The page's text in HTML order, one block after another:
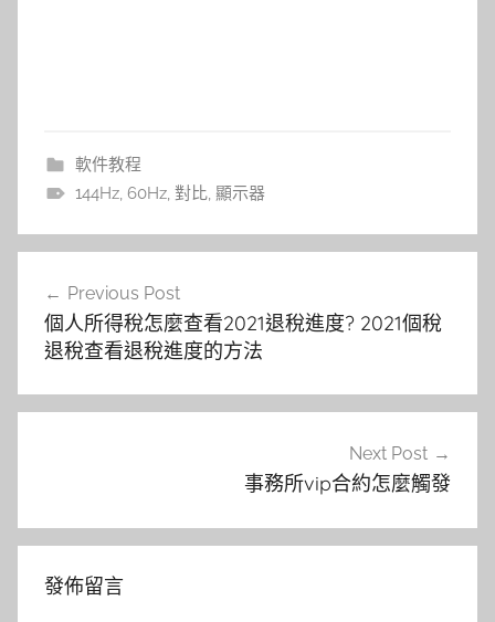
軟件教程
144Hz, 60Hz, 對比, 顯示器
導
覽
Previous Post
個人所得稅怎麼查看2021退稅進度? 2021個稅
退稅查看退稅進度的方法
Next Post
事務所vip合約怎麼觸發
發佈留言